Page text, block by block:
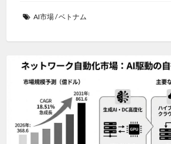
AI市場/ベトナム